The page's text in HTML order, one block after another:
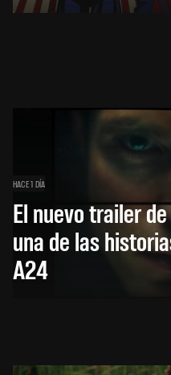
HACE 1 DÍA
El nuevo trailer
una de las
A24